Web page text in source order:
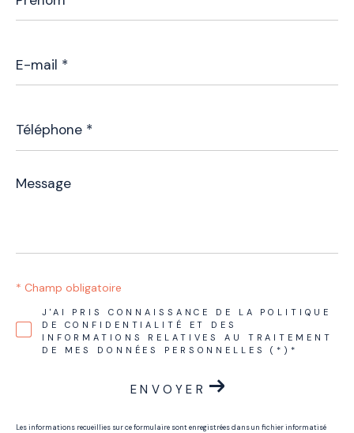
mail
*
*
Message
*
J'AI PRIS CONNAISSANCE DE LA POLITIQUE
DE CONFIDENTIALITÉ ET DES
INFORMATIONS RELATIVES AU TRAITEMENT
DE MES DONNÉES PERSONNELLES (*)*
* Champ obligatoire
ENVOYER
Les informations recueillies sur ce formulaire sont enregistrées dans un fichier informatisé